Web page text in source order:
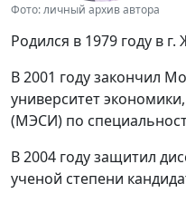
Фото: личный архив автора
Родился в 1979 году в
В 2001 году закончил
университет
(МЭСИ) по
В 2004 году защитил
ученой степени